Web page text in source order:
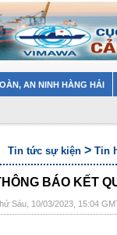
AN NINH HÀNG HẢI
Tin tức sự kiện > Tin
BÁO KẾT
Sáu, 10/03/2023, 15:04